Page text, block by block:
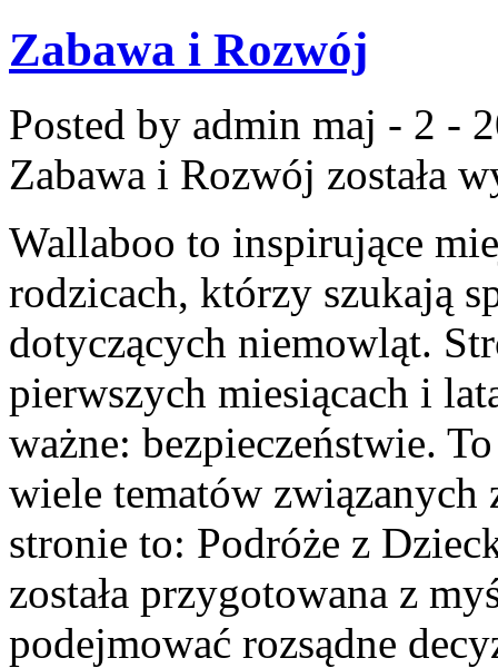
Zabawa i Rozwój
Posted by admin maj - 2 -
Zabawa i Rozwój została
Wallaboo to inspirujące
rodzicach, którzy szukają
dotyczących niemowląt.
pierwszych miesiącach i
ważne: bezpieczeństwie.
wiele tematów związanych
stronie to: Podróże z
została przygotowana z
podejmować rozsądne